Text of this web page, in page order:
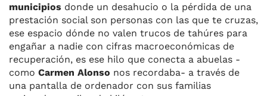
municipios donde un desahucio o la pérdida de una
prestación social son personas con las que te cruzas,
ese espacio dónde no valen trucos de tahúres para
engañar a nadie con cifras macroeconómicas de
recuperación, es ese hilo que conecta a abuelas -
como Carmen Alonso nos recordaba- a través de
una pantalla de ordenador con sus familias